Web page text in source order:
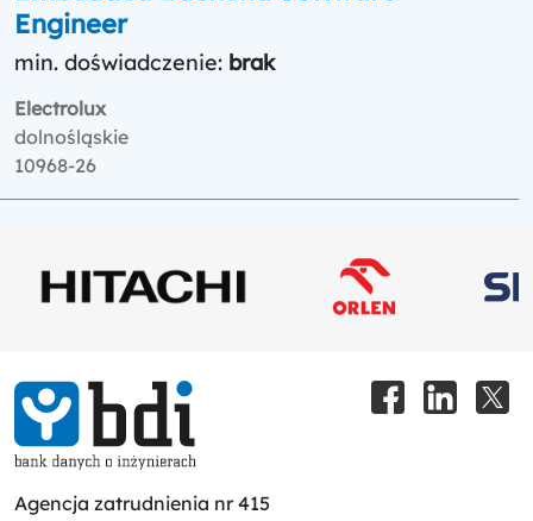
Engineer
min. doświadczenie: brak
Electrolux
dolnośląskie
10968-26
Agencja zatrudnienia nr 415